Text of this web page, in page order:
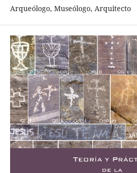
Arqueólogo, Museólogo, Arquitecto